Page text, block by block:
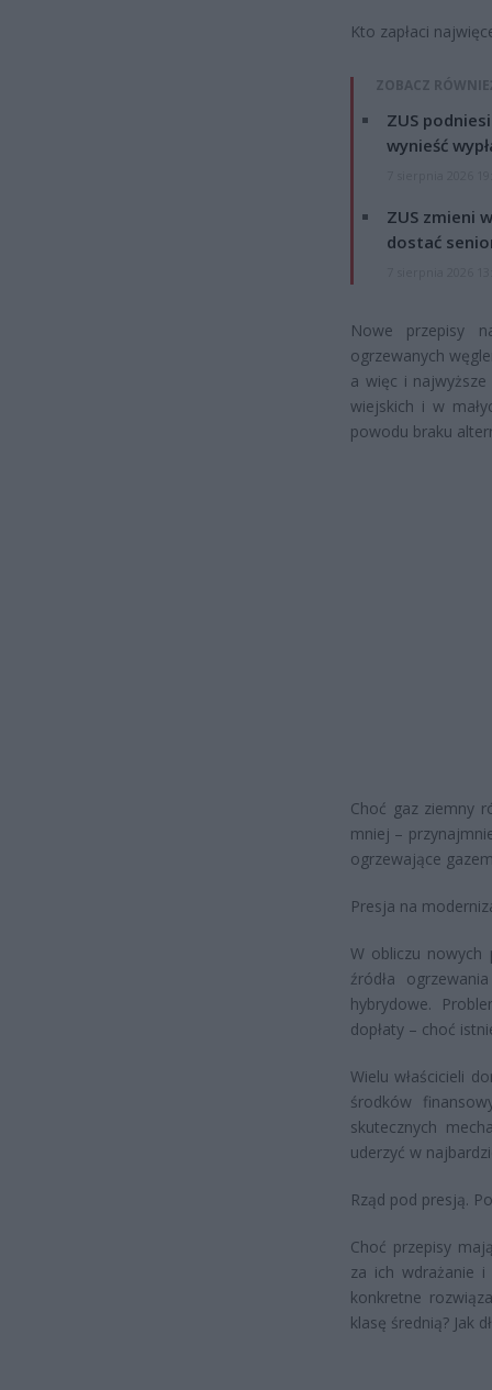
Kto zapłaci
ZOBACZ
ZUS
wynieść
ZUS zmieni
dostać
Nowe przepisy
ogrzewanych
a więc i
wiejskich i w
powodu braku
Choć gaz ziemny
mniej –
ogrzewające
Presja na
W obliczu nowych
źródła
hybrydowe.
dopłaty – choć
Wielu właścicieli
środków
skutecznych
uderzyć w
Rząd pod presją.
Choć przepisy
za ich wdrażanie
konkretne
klasę średnią? Jak